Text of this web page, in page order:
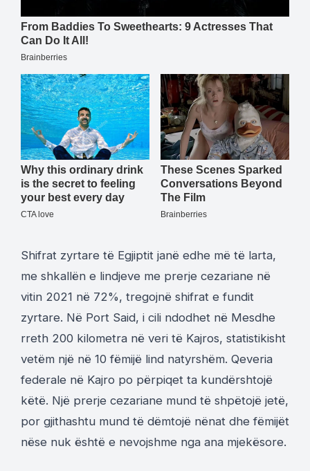
Shifrat zyrtare të Egjiptit janë edhe më të larta,
me shkallën e lindjeve me prerje cezariane në
vitin 2021 në 72%, tregojnë shifrat e fundit
zyrtare. Në Port Said, i cili ndodhet në Mesdhe
rreth 200 kilometra në veri të Kajros, statistikisht
vetëm një në 10 fëmijë lind natyrshëm. Qeveria
federale në Kajro po përpiqet ta kundërshtojë
këtë. Një prerje cezariane mund të shpëtojë jetë,
por gjithashtu mund të dëmtojë nënat dhe fëmijët
nëse nuk është e nevojshme nga ana mjekësore.